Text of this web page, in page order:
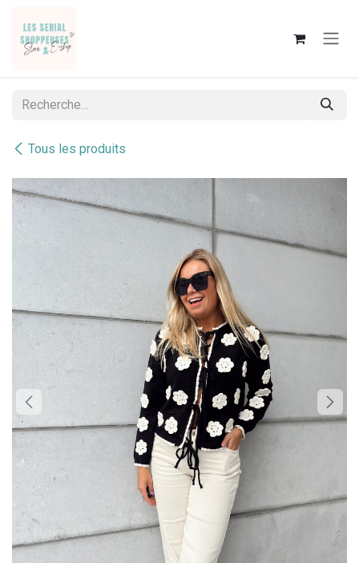
Tous les produits